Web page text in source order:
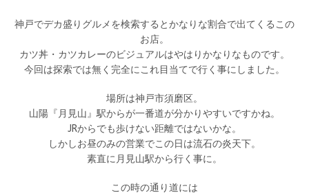
神戸でデカ盛りグルメを検索するとかなりな割合で出てくるこの
お店。
カツ丼・カツカレーのビジュアルはやはりかなりなものです。
今回は探索では無く完全にこれ目当てで行く事にしました。
場所は神戸市須磨区。
山陽『月見山』駅からが一番道が分かりやすいですかね。
JRからでも歩けない距離ではないかな。
しかしお昼のみの営業でこの日は流石の炎天下。
素直に月見山駅から行く事に。
この時の通り道には